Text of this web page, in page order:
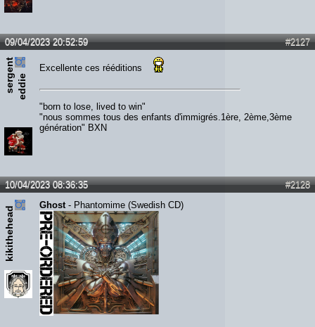
#2127
09/04/2023 20:52:59
s
e
rg
e
n
t
e
d
d
ie
Excellente ces rééditions
"born to lose, lived to win"
"nous sommes tous des enfants d'immigrés.1ère, 2ème,3ème
génération" BXN
#2128
10/04/2023 08:36:35
kikithehead
Ghost - Phantomime (Swedish CD)